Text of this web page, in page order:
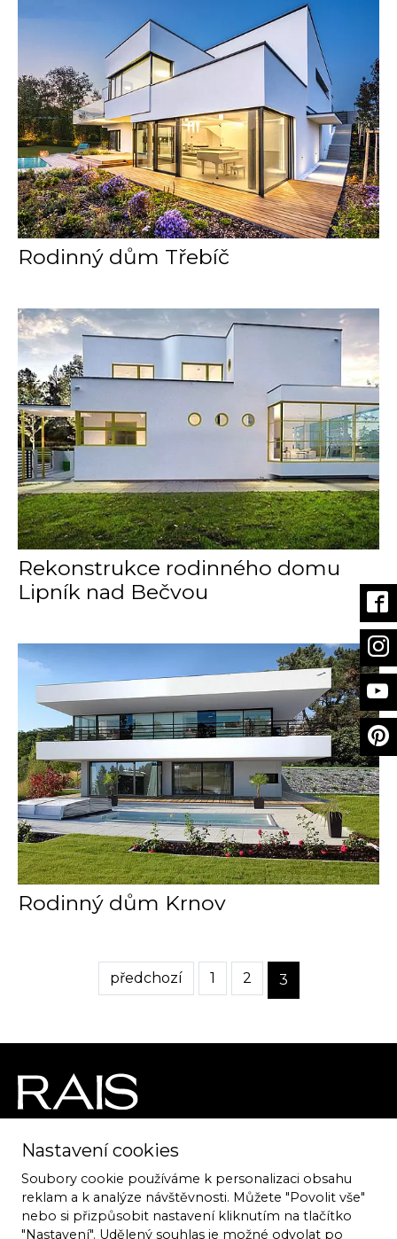
Rodinný dům Třebíč
Rekonstrukce rodinného domu
Lipník nad Bečvou
Rodinný dům Krnov
předchozí 1 2 3
ATELIER RAIS
Špitálka 8, 602 00 Brno
T:776 850 419
Nastavení cookies
Soubory cookie používáme k personalizaci obsahu
reklam a k analýze návštěvnosti. Můžete "Povolit vše"
nebo si přizpůsobit nastavení kliknutím na tlačítko
"Nastavení". Udělený souhlas je možné odvolat po